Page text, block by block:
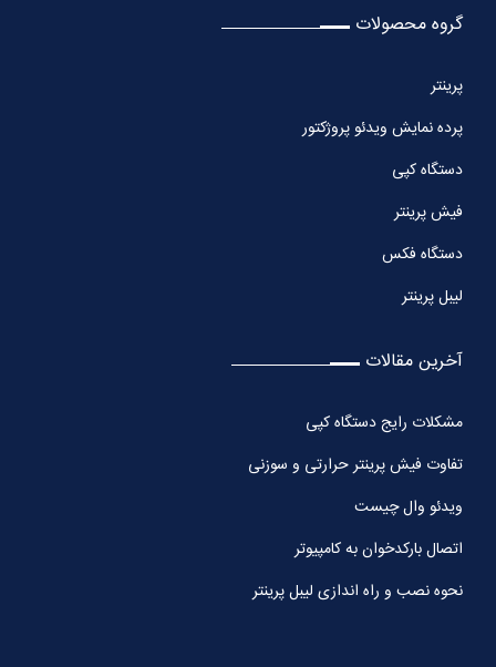
گروه محصولات
پرینتر
پرده نمایش ویدئو پروژکتور
دستگاه کپی
فیش پرینتر
دستگاه فکس
لیبل پرینتر
آخرین مقالات
مشکلات رایج دستگاه کپی
تفاوت فیش پرینتر حرارتی و سوزنی
ویدئو وال چیست
اتصال بارکدخوان به کامپیوتر
نحوه نصب و راه اندازی لیبل پرینتر